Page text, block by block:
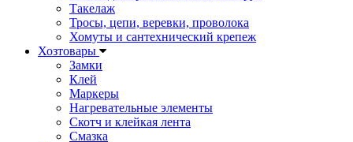
Такелаж
Тросы, цепи, веревки, проволока
Хомуты и сантехнический крепеж
Хозтовары
Замки
Клей
Маркеры
Нагревательные элементы
Скотч и клейкая лента
Смазка